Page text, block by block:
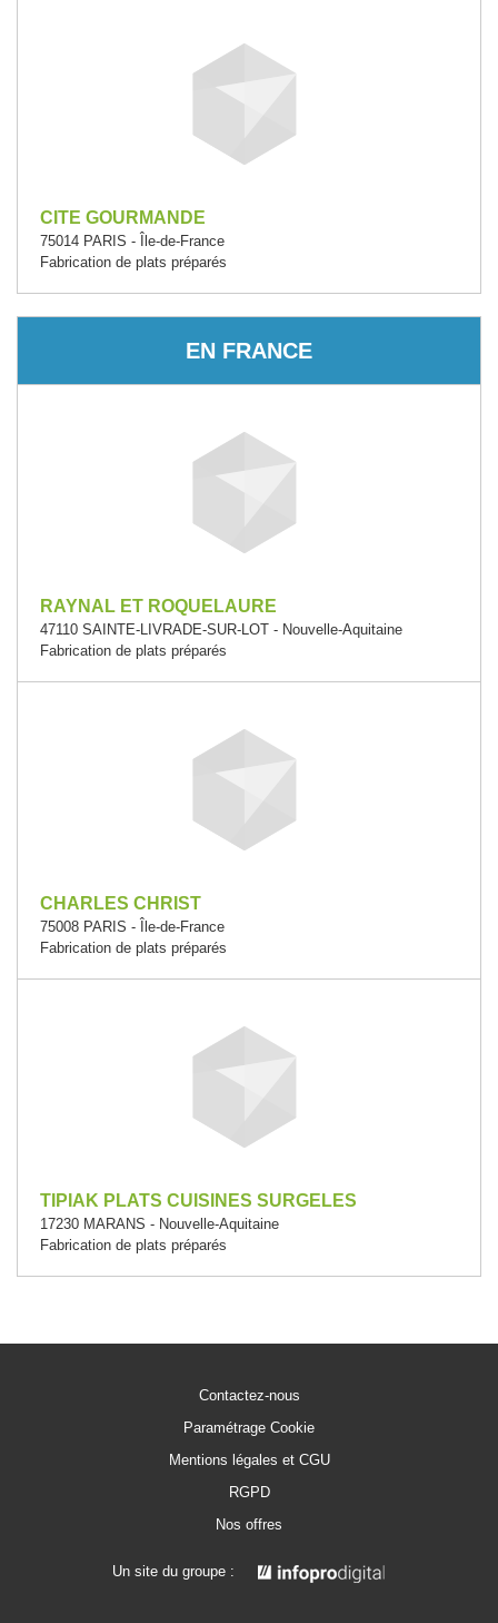
CITE GOURMANDE
75014 PARIS - Île-de-France
Fabrication de plats préparés
EN FRANCE
RAYNAL ET ROQUELAURE
47110 SAINTE-LIVRADE-SUR-LOT - Nouvelle-Aquitaine
Fabrication de plats préparés
CHARLES CHRIST
75008 PARIS - Île-de-France
Fabrication de plats préparés
TIPIAK PLATS CUISINES SURGELES
17230 MARANS - Nouvelle-Aquitaine
Fabrication de plats préparés
Contactez-nous
Paramétrage Cookie
Mentions légales et CGU
RGPD
Nos offres
Un site du groupe :